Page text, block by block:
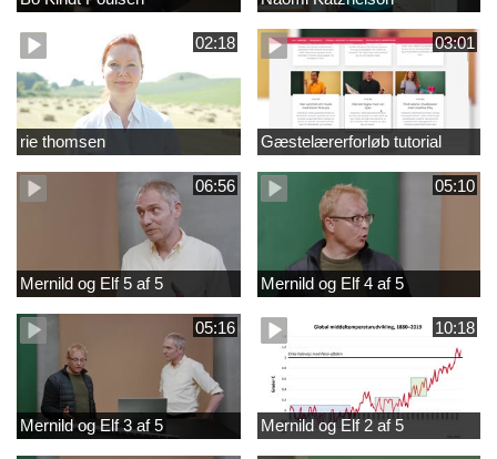
02:18
rie thomsen
03:01
Gæstelærerforløb tutorial
06:56
Mernild og Elf 5 af 5
05:10
Mernild og Elf 4 af 5
05:16
Mernild og Elf 3 af 5
10:18
Mernild og Elf 2 af 5